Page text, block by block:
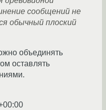
сообщений не
обычный плоский
объединять
оставлять